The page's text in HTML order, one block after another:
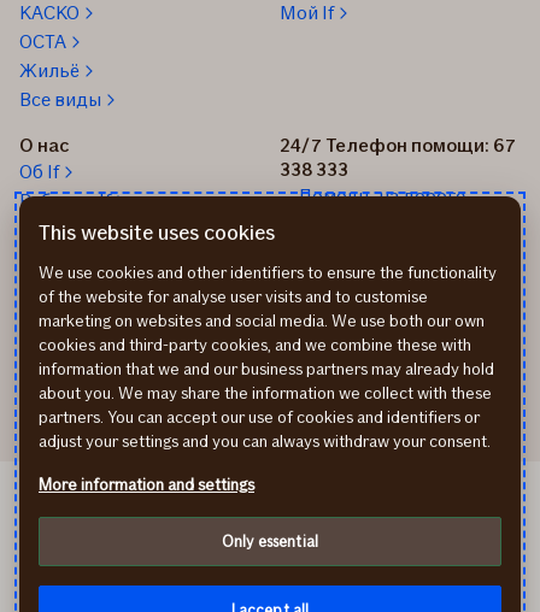
КАСКО
OCTA
Жильё
Все виды
Мой If
О нас
Об If
Работа в If
Новости
24/7 Телефон помощи: 67
338 333
Помощь на дороге
Наши офисы
Дистрибьюторы
страхования If
Реквизиты
If Kindlustus EE
If Draudimas LT
Политика конфиденциальности
Cookies
This website uses cookies
We use cookies and other identifiers to ensure the functionality
of the website for analyse user visits and to customise
marketing on websites and social media. We use both our own
cookies and third-party cookies, and we combine these with
information that we and our business partners may already hold
about you. We may share the information we collect with these
partners. You can accept our use of cookies and identifiers or
adjust your settings and you can always withdraw your consent.
More information and settings
Only essential